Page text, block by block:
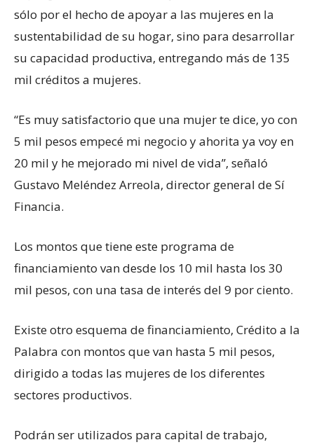
sólo por el hecho de apoyar a las mujeres en la
sustentabilidad de su hogar, sino para desarrollar
su capacidad productiva, entregando más de 135
mil créditos a mujeres.
“Es muy satisfactorio que una mujer te dice, yo con
5 mil pesos empecé mi negocio y ahorita ya voy en
20 mil y he mejorado mi nivel de vida”, señaló
Gustavo Meléndez Arreola, director general de Sí
Financia.
Los montos que tiene este programa de
financiamiento van desde los 10 mil hasta los 30
mil pesos, con una tasa de interés del 9 por ciento.
Existe otro esquema de financiamiento, Crédito a la
Palabra con montos que van hasta 5 mil pesos,
dirigido a todas las mujeres de los diferentes
sectores productivos.
Podrán ser utilizados para capital de trabajo,